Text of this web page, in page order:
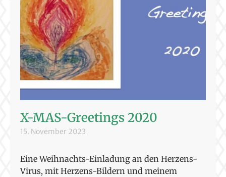
X-MAS-Greetings 2020
15. November 2023
Eine Weihnachts-Einladung an den Herzens-
Virus, mit Herzens-Bildern und meinem